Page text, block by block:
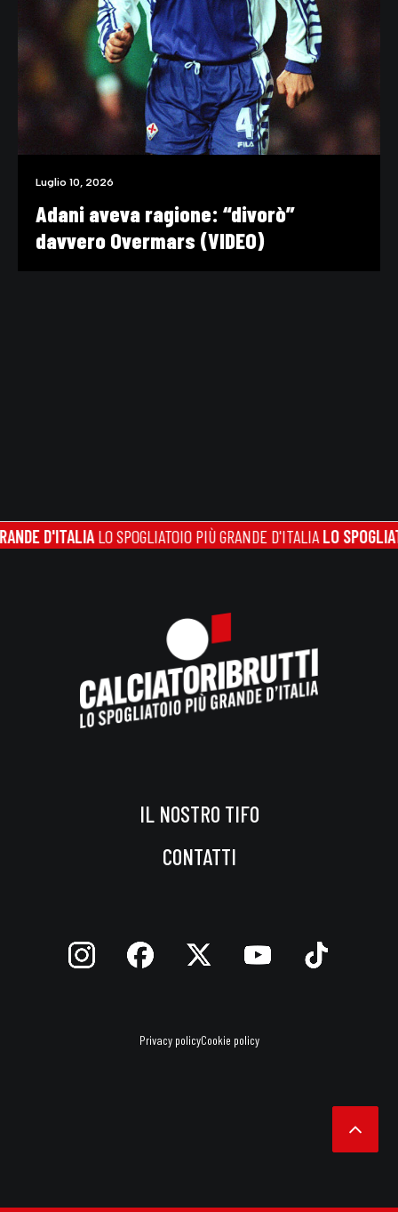
Luglio 10, 2026
Adani aveva ragione: “divorò”
davvero Overmars (VIDEO)
LO SPOGLIATOIO PIÙ GRANDE D'ITALIALO SPOGLIATOIO
IL NOSTRO TIFO
CONTATTI
Privacy policyCookie policy